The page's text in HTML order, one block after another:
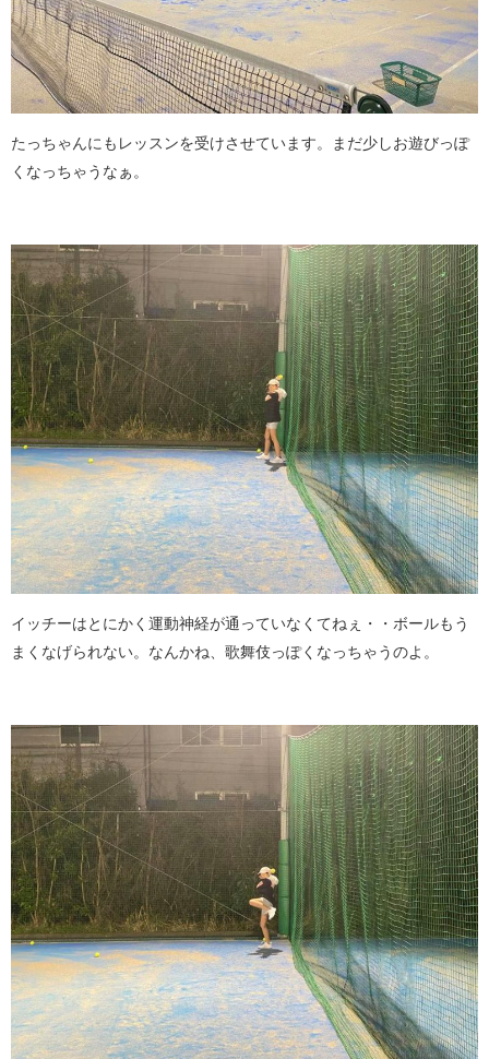
たっちゃんにもレッスンを受けさせています。まだ少しお遊びっぽ
くなっちゃうなぁ。
イッチーはとにかく運動神経が通っていなくてねぇ・・ボールもう
まくなげられない。なんかね、歌舞伎っぽくなっちゃうのよ。